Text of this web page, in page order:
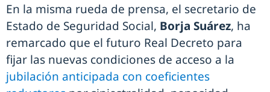
En la misma rueda de prensa, el secretario de
Estado de Seguridad Social, Borja Suárez, ha
remarcado que el futuro Real Decreto para
fijar las nuevas condiciones de acceso a la
jubilación anticipada con coeficientes